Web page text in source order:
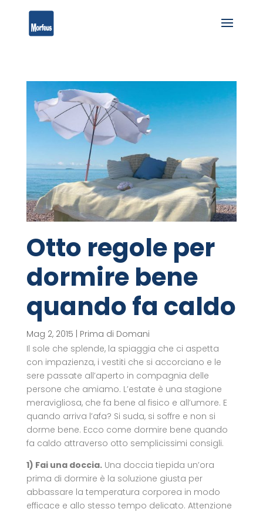
Otto regole per
dormire bene
quando fa caldo
Mag 2, 2015 | Prima di Domani
Il sole che splende, la spiaggia che ci aspetta
con impazienza, i vestiti che si accorciano e le
sere passate all’aperto in compagnia delle
persone che amiamo. L’estate è una stagione
meravigliosa, che fa bene al fisico e all’umore. E
quando arriva l’afa? Si suda, si soffre e non si
dorme bene. Ecco come dormire bene quando
fa caldo attraverso otto semplicissimi consigli.
1) Fai una doccia.Una doccia tiepida un’ora
prima di dormire è la soluzione giusta per
abbassare la temperatura corporea in modo
efficace e allo stesso tempo delicato. Attenzione